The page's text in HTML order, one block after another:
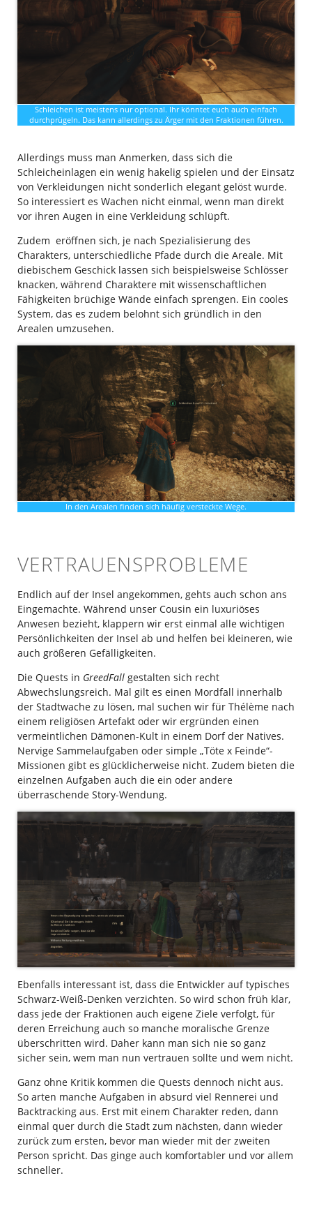
Schleichen ist meistens nur optional. Ihr könntet euch auch einfach
durchprügeln. Das kann allerdings zu Ärger mit den Fraktionen führen.
Allerdings muss man Anmerken, dass sich die
Schleicheinlagen ein wenig hakelig spielen und der Einsatz
von Verkleidungen nicht sonderlich elegant gelöst wurde.
So interessiert es Wachen nicht einmal, wenn man direkt
vor ihren Augen in eine Verkleidung schlüpft.
Zudem eröffnen sich, je nach Spezialisierung des
Charakters, unterschiedliche Pfade durch die Areale. Mit
diebischem Geschick lassen sich beispielsweise Schlösser
knacken, während Charaktere mit wissenschaftlichen
Fähigkeiten brüchige Wände einfach sprengen. Ein cooles
System, das es zudem belohnt sich gründlich in den
Arealen umzusehen.
In den Arealen finden sich häufig versteckte Wege.
VERTRAUENSPROBLEME
Endlich auf der Insel angekommen, gehts auch schon ans
Eingemachte. Während unser Cousin ein luxuriöses
Anwesen bezieht, klappern wir erst einmal alle wichtigen
Persönlichkeiten der Insel ab und helfen bei kleineren, wie
auch größeren Gefälligkeiten.
Die Quests in GreedFall gestalten sich recht
Abwechslungsreich. Mal gilt es einen Mordfall innerhalb
der Stadtwache zu lösen, mal suchen wir für Thélème nach
einem religiösen Artefakt oder wir ergründen einen
vermeintlichen Dämonen-Kult in einem Dorf der Natives.
Nervige Sammelaufgaben oder simple „Töte x Feinde“-
Missionen gibt es glücklicherweise nicht. Zudem bieten die
einzelnen Aufgaben auch die ein oder andere
überraschende Story-Wendung.
Ebenfalls interessant ist, dass die Entwickler auf typisches
Schwarz-Weiß-Denken verzichten. So wird schon früh klar,
dass jede der Fraktionen auch eigene Ziele verfolgt, für
deren Erreichung auch so manche moralische Grenze
überschritten wird. Daher kann man sich nie so ganz
sicher sein, wem man nun vertrauen sollte und wem nicht.
Ganz ohne Kritik kommen die Quests dennoch nicht aus.
So arten manche Aufgaben in absurd viel Rennerei und
Backtracking aus. Erst mit einem Charakter reden, dann
einmal quer durch die Stadt zum nächsten, dann wieder
zurück zum ersten, bevor man wieder mit der zweiten
Person spricht. Das ginge auch komfortabler und vor allem
schneller.